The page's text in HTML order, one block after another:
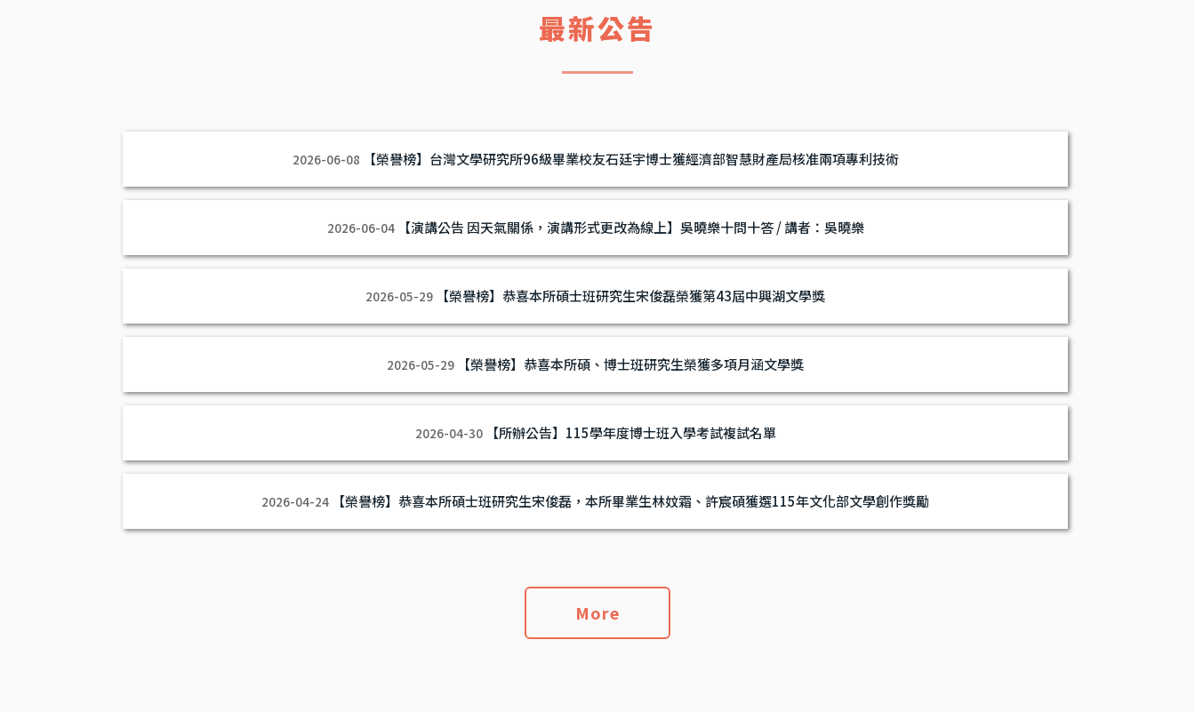
最新公告
2026-06-08 【榮譽榜】台灣文學研究所96級畢業校友石廷宇博士獲經濟部智慧財產局核准兩項專利技術
2026-06-04 【演講公告 因天氣關係，演講形式更改為線上】吳曉樂十問十答 / 講者：吳曉樂
2026-05-29 【榮譽榜】恭喜本所碩士班研究生宋俊磊榮獲第43屆中興湖文學獎
2026-05-29 【榮譽榜】恭喜本所碩、博士班研究生榮獲多項月涵文學獎
2026-04-30 【所辦公告】115學年度博士班入學考試複試名單
2026-04-24 【榮譽榜】恭喜本所碩士班研究生宋俊磊，本所畢業生林妏霜、許宸碩獲選115年文化部文學創作獎勵
More